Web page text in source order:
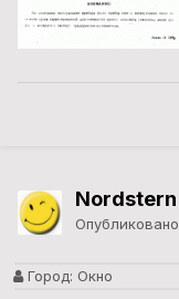
Nordstern
Опубликовано
Город: Окно